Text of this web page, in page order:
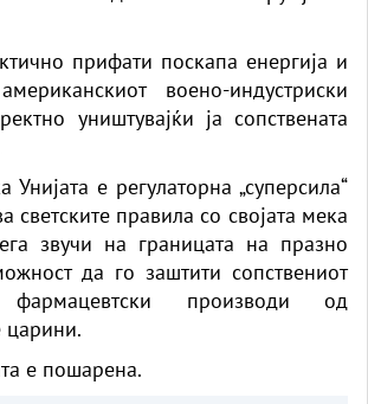
прифати поскапа енергија и
воено-индустриски
уништувајќи ја сопствената
Унијата е регулаторна „суперсила“
светските правила со својата мека
звучи на границата на празно
да го заштити сопствениот
производи од
царини.
е пошарена.